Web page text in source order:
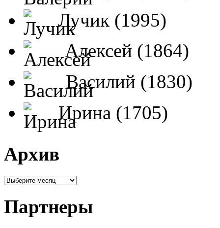
Лучик (1995)
Алексей (1864)
Василий (1830)
Ирина (1705)
Архив
Партнеры